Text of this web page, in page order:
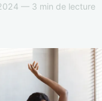
— 3 min de lecture